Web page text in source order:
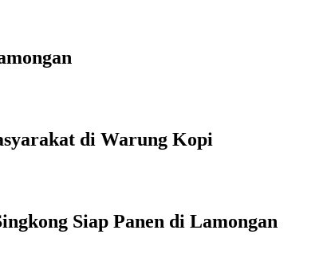
di Warung Kopi
Siap Panen di Lamongan